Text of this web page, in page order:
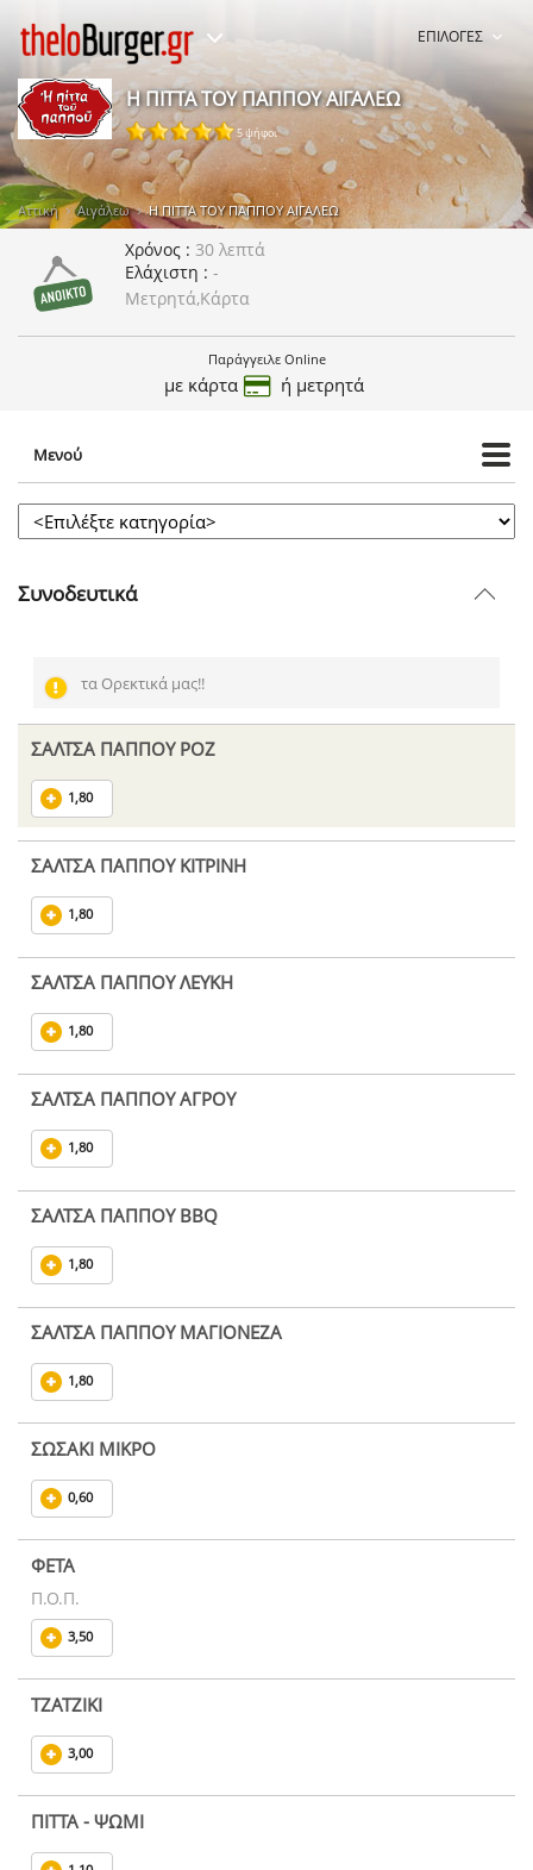
ΕΠΙΛΟΓΕΣ
Η ΠΙΤΤΑ ΤΟΥ ΠΑΠΠΟΥ ΑΙΓΑΛΕΩ
5 ψήφοι
Αττική Αιγάλεω Η ΠΙΤΤΑ ΤΟΥ ΠΑΠΠΟΥ ΑΙΓΑΛΕΩ
Χρόνος
30 λεπτά
Ελάχιστη
-
Μετρητά,Κάρτα
Παράγγειλε Online
με κάρτα ή μετρητά
Μενού
Συνοδευτικά
τα Ορεκτικά μας!!
ΣΑΛΤΣΑ ΠΑΠΠΟΥ ΡΟΖ
1,80
ΣΑΛΤΣΑ ΠΑΠΠΟΥ ΚΙΤΡΙΝΗ
1,80
ΣΑΛΤΣΑ ΠΑΠΠΟΥ ΛΕΥΚΗ
1,80
ΣΑΛΤΣΑ ΠΑΠΠΟΥ ΑΓΡΟΥ
1,80
ΣΑΛΤΣΑ ΠΑΠΠΟΥ BBQ
1,80
ΣΑΛΤΣΑ ΠΑΠΠΟΥ ΜΑΓΙΟΝΕΖΑ
1,80
ΣΩΣΑΚΙ ΜΙΚΡΟ
0,60
ΦΕΤΑ
Π.Ο.Π.
3,50
ΤΖΑΤΖΙΚΙ
3,00
ΠΙΤΤΑ - ΨΩΜΙ